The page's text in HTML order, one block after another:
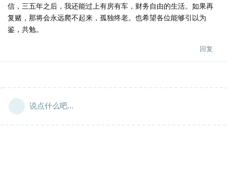
信，三五年之后，我还能过上有房有车，财务自由的生活。如果再
复赌，那将会永远爬不起来，孤独终老。也希望各位能够引以为
鉴，共勉。
回复
说点什么吧...